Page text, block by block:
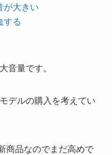
が大きい
する
音量です。
デルの購入を考えてい
商品なのでまだ高めで